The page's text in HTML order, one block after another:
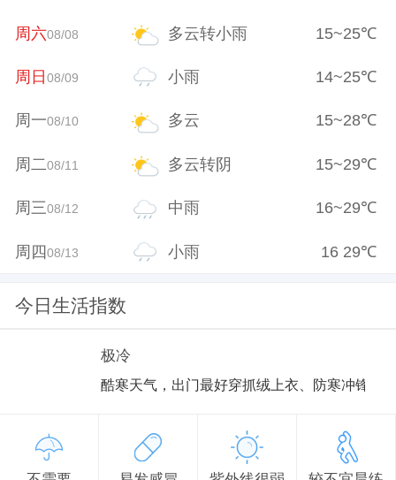
周六08/08 多云转小雨 15~25℃
周日08/09 小雨 14~25℃
周一08/10 多云 15~28℃
周二08/11 多云转阴 15~29℃
周三08/12 中雨 16~29℃
周四08/13 小雨 16 29℃
今日生活指数
极冷
酷寒天气，出门最好穿抓绒上衣、防寒冲锋衣